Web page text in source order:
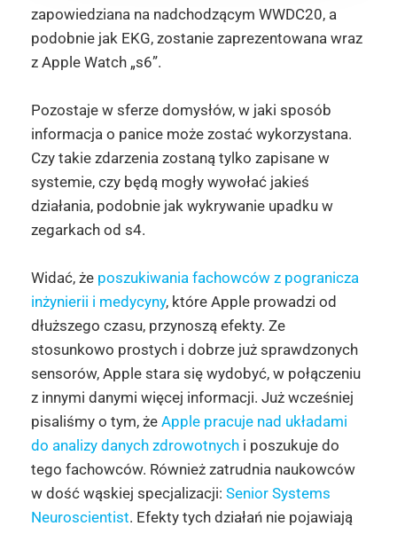
zapowiedziana na nadchodzącym WWDC20, a
podobnie jak EKG, zostanie zaprezentowana wraz
z Apple Watch „s6”.
Pozostaje w sferze domysłów, w jaki sposób
informacja o panice może zostać wykorzystana.
Czy takie zdarzenia zostaną tylko zapisane w
systemie, czy będą mogły wywołać jakieś
działania, podobnie jak wykrywanie upadku w
zegarkach od s4.
Widać, że poszukiwania fachowców z pogranicza
inżynierii i medycyny, które Apple prowadzi od
dłuższego czasu, przynoszą efekty. Ze
stosunkowo prostych i dobrze już sprawdzonych
sensorów, Apple stara się wydobyć, w połączeniu
z innymi danymi więcej informacji. Już wcześniej
pisaliśmy o tym, że Apple pracuje nad układami
do analizy danych zdrowotnychi poszukuje do
tego fachowców. Również zatrudnia naukowców
w dość wąskiej specjalizacji: Senior Systems
Neuroscientist. Efekty tych działań nie pojawiają